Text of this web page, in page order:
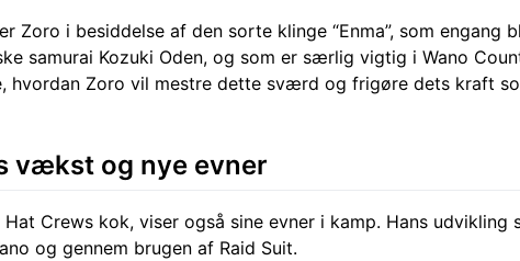
Zoro i besiddelse af den sorte klinge “Enma”, som engang
samurai Kozuki Oden, og som er særlig vigtig i Wano
hvordan Zoro vil mestre dette sværd og frigøre dets kraft
vækst og nye evner
Hat Crews kok, viser også sine evner i kamp. Hans
og gennem brugen af Raid Suit.